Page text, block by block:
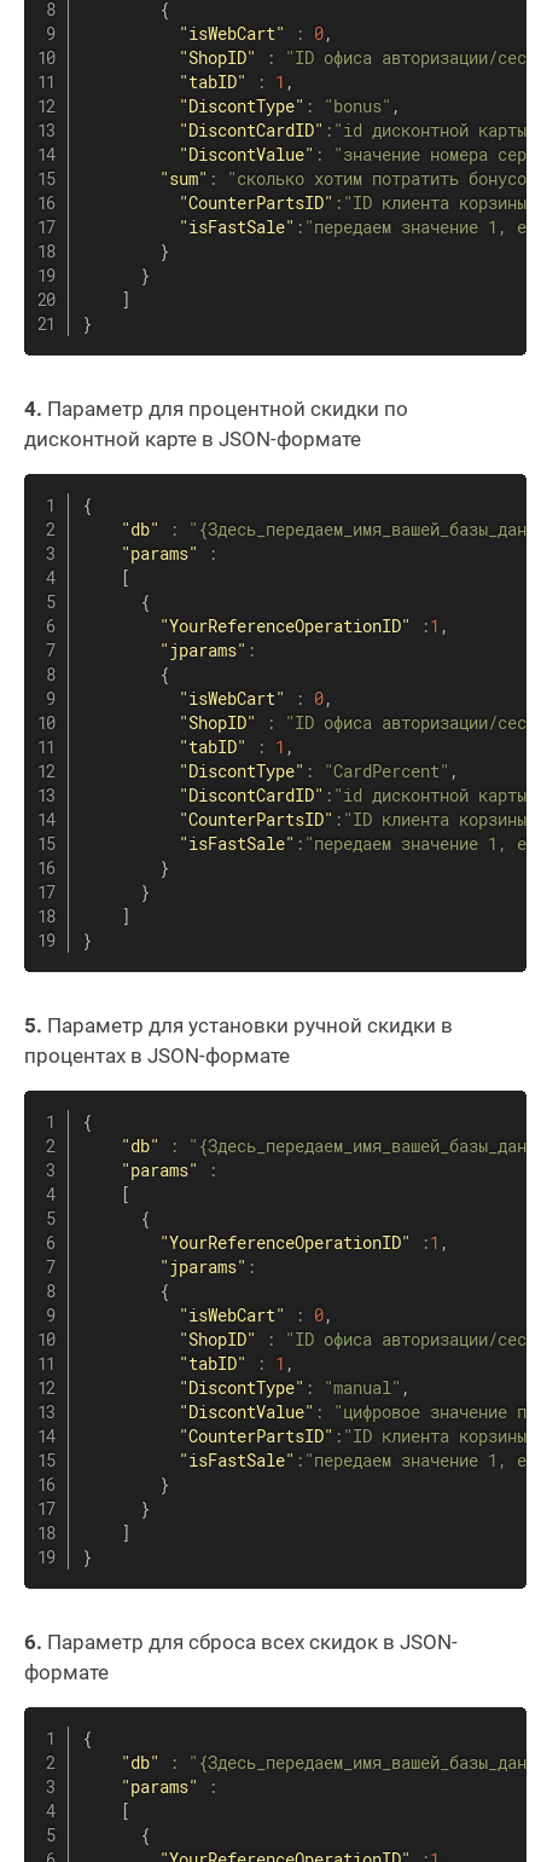
{
"isWebCart"
: 0,
"ShopID"
:
"ID офиса авторизации/
"tabID"
: 1 ,
"DiscontType" : "bonus" ,
"DiscontCardID" : "id дисконтной карты
"DiscontValue" :
"значение номера
"sum" :
"сколько хотим потратить
"CounterPartsID" : "ID клиента корзины"
"isFastSale" : "передаем значение 1,
}
}
]
}
4. Параметр для процентной скидки по
дисконтной карте в JSON-формате
{
"db"
:
"params"
:
[
{
"YourReferenceOperationID"
:1 ,
"jparams" :
{
"isWebCart"
: 0,
"ShopID"
:
"ID офиса авторизации/
"tabID"
: 1 ,
"DiscontType" : "CardPercent" ,
"DiscontCardID" : "id дисконтной карты
"CounterPartsID" : "ID клиента корзины"
"isFastSale" : "передаем значение 1,
}
}
]
}
5. Параметр для установки ручной скидки в
процентах в JSON-формате
{
"db"
:
"params"
:
[
{
"YourReferenceOperationID"
:1 ,
"jparams" :
{
"isWebCart"
: 0,
"ShopID"
:
"ID офиса авторизации/
"tabID"
: 1 ,
"DiscontType" : "manual" ,
"DiscontValue" :
"цифровое значение
"CounterPartsID" : "ID клиента корзины"
"isFastSale" : "передаем значение 1,
}
}
]
}
6. Параметр для сброса всех скидок в JSON-
формате
{
"db"
:
"params"
:
[
{